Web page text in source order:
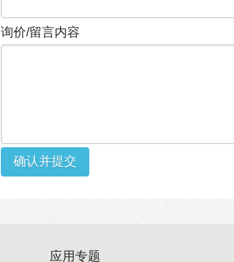
询价/留言内容
确认并提交
应用专题